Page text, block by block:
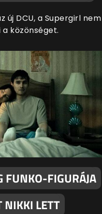
új DCU, a Supergirl nem
közönséget.
FUNKO-FIGURÁJA
NIKKI LETT